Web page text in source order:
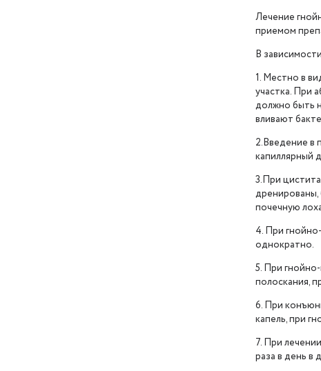
Лечение
приемом
В
1. Местно в
участка. При
должно быть
вливают
2.Введение в
капиллярный
3.При
дренированы,
почечную
4. При
однократно.
5. При гнойно-
полоскания,
6. При
капель, при
7. При
раза в день в